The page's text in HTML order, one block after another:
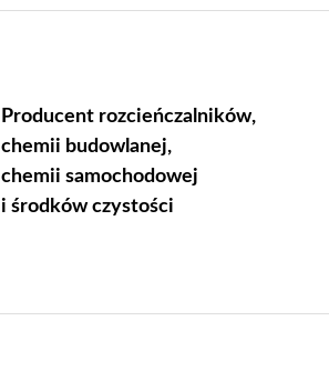
Producent rozcieńczalników,
chemii budowlanej,
chemii samochodowej
i środków czystości